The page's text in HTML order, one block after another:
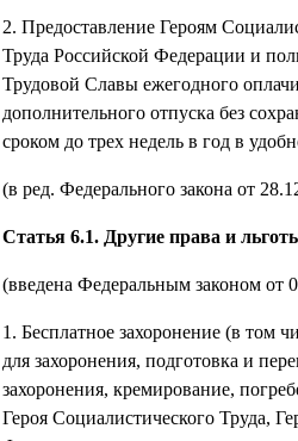
2. Предоставление Героям
Труда Российской Федерации и
Трудовой Славы ежегодного
дополнительного отпуска без
сроком до трех недель в год в
(в ред. Федерального закона от
Статья 6.1. Другие права и
(введена Федеральным законом от
1. Бесплатное захоронение (в том
для захоронения, подготовка и
захоронения, кремирование,
Героя Социалистического Труда,